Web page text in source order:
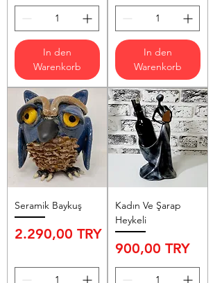
In den
Warenkorb
In den
Warenkorb
Seramik Baykuş
Preis
2.290,00 TRY
Kadın Ve Şarap
Heykeli
Preis
900,00 TRY